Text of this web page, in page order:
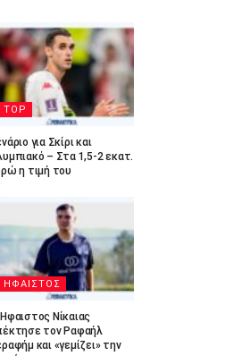
TOP
για Σκίρι και
– Στα 1,5-2 εκατ.
η τιμή του
ΗΦΑΙΣΤΟΣ
Νίκαιας
τον Ραφαήλ
και «γεμίζει» την